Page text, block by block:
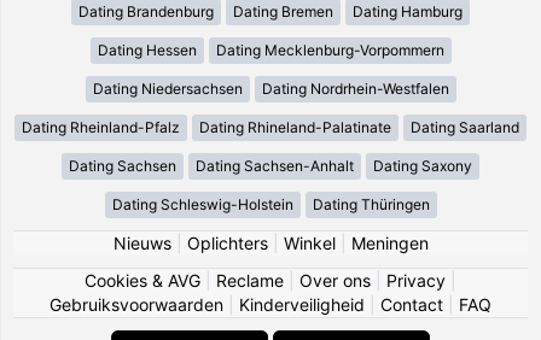
Dating Brandenburg Dating Bremen Dating Hamburg
Dating Hessen Dating Mecklenburg-Vorpommern
Dating Niedersachsen Dating Nordrhein-Westfalen
Dating Rheinland-Pfalz Dating Rhineland-Palatinate Dating Saarland
Dating Sachsen Dating Sachsen-Anhalt Dating Saxony
Dating Schleswig-Holstein Dating Thüringen
Nieuws| Oplichters| Winkel| Meningen
Cookies & AVG
Reclame Over ons Privacy
Gebruiksvoorwaarden
Kinderveiligheid Contact FAQ